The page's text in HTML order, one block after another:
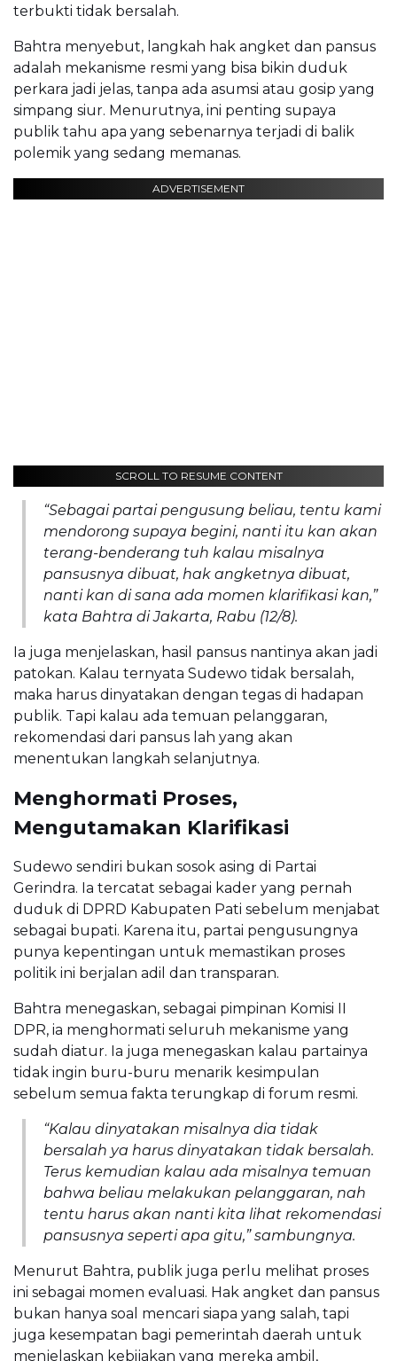
terbukti tidak bersalah.
Bahtra menyebut, langkah hak angket dan pansus
adalah mekanisme resmi yang bisa bikin duduk
perkara jadi jelas, tanpa ada asumsi atau gosip yang
simpang siur. Menurutnya, ini penting supaya
publik tahu apa yang sebenarnya terjadi di balik
polemik yang sedang memanas.
ADVERTISEMENT
SCROLL TO RESUME CONTENT
“Sebagai partai pengusung beliau, tentu kami
mendorong supaya begini, nanti itu kan akan
terang-benderang tuh kalau misalnya
pansusnya dibuat, hak angketnya dibuat,
nanti kan di sana ada momen klarifikasi kan,”
kata Bahtra di Jakarta, Rabu (12/8).
Ia juga menjelaskan, hasil pansus nantinya akan jadi
patokan. Kalau ternyata Sudewo tidak bersalah,
maka harus dinyatakan dengan tegas di hadapan
publik. Tapi kalau ada temuan pelanggaran,
rekomendasi dari pansus lah yang akan
menentukan langkah selanjutnya.
Menghormati Proses,
Mengutamakan Klarifikasi
Sudewo sendiri bukan sosok asing di Partai
Gerindra. Ia tercatat sebagai kader yang pernah
duduk di DPRD Kabupaten Pati sebelum menjabat
sebagai bupati. Karena itu, partai pengusungnya
punya kepentingan untuk memastikan proses
politik ini berjalan adil dan transparan.
Bahtra menegaskan, sebagai pimpinan Komisi II
DPR, ia menghormati seluruh mekanisme yang
sudah diatur. Ia juga menegaskan kalau partainya
tidak ingin buru-buru menarik kesimpulan
sebelum semua fakta terungkap di forum resmi.
“Kalau dinyatakan misalnya dia tidak
bersalah ya harus dinyatakan tidak bersalah.
Terus kemudian kalau ada misalnya temuan
bahwa beliau melakukan pelanggaran, nah
tentu harus akan nanti kita lihat rekomendasi
pansusnya seperti apa gitu,” sambungnya.
Menurut Bahtra, publik juga perlu melihat proses
ini sebagai momen evaluasi. Hak angket dan pansus
bukan hanya soal mencari siapa yang salah, tapi
juga kesempatan bagi pemerintah daerah untuk
menjelaskan kebijakan yang mereka ambil,